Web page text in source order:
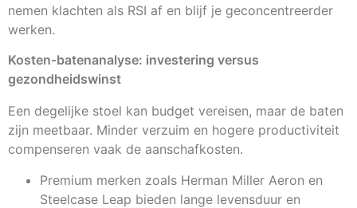
nemen klachten als RSI af en blijf je geconcentreerder
werken.
Kosten-batenanalyse: investering versus
gezondheidswinst
Een degelijke stoel kan budget vereisen, maar de baten
zijn meetbaar. Minder verzuim en hogere productiviteit
compenseren vaak de aanschafkosten.
Premium merken zoals Herman Miller Aeron en
Steelcase Leap bieden lange levensduur en